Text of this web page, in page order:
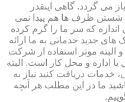
می گردد. گاهی اینقدر
ظرف ها هم پیدا نمی
اندازه که سر ما را گرم کرده
های جدید خدماتی به ما ارائه
البته موثر استفاده از شرکت
اداره و محل کار است. البته
خدمات دریافت کنید نیاز به
ما در این مطلب هر آنچه